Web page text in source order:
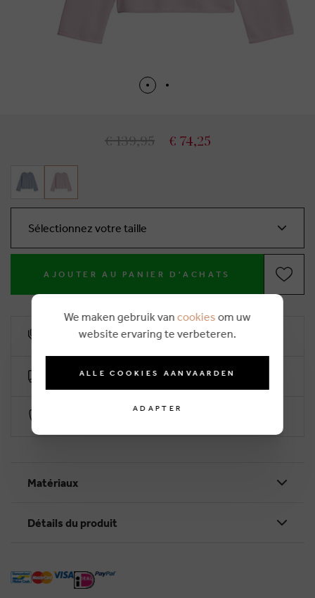
€ 139,95 € 74,25
Sélectionnez votre taille
AJOUTER AU PANIER D'ACHATS
10% remise de fidélité
Livraison gratuite dès €50 (2-4 jours ouvrables)
Matériaux
Détails du produit
We maken gebruik van cookies om uw
website ervaring te verbeteren.
ALLE COOKIES AANVAARDEN
ADAPTER